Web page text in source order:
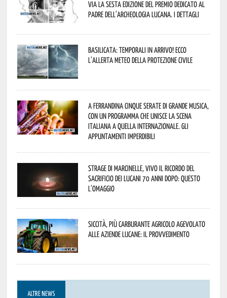
via la sesta edizione del Premio dedicato al
padre dell’archeologia lucana. I dettagli
Basilicata: temporali in arrivo! Ecco
l’allerta meteo della Protezione civile
A Ferrandina cinque serate di grande musica,
con un programma che unisce la scena
italiana a quella internazionale. Gli
appuntamenti imperdibili
Strage di Marcinelle, vivo il ricordo del
sacrificio dei lucani 70 anni dopo: questo
l’omaggio
Siccità, più carburante agricolo agevolato
alle aziende lucane: il provvedimento
ALTRE NEWS